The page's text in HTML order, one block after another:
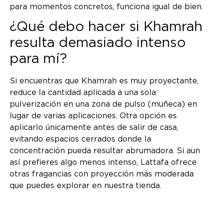
para momentos concretos, funciona igual de bien.
¿Qué debo hacer si Khamrah
resulta demasiado intenso
para mí?
Si encuentras que Khamrah es muy proyectante,
reduce la cantidad aplicada a una sola
pulverización en una zona de pulso (muñeca) en
lugar de varias aplicaciones. Otra opción es
aplicarlo únicamente antes de salir de casa,
evitando espacios cerrados donde la
concentración pueda resultar abrumadora. Si aun
así prefieres algo menos intenso, Lattafa ofrece
otras fragancias con proyección más moderada
que puedes explorar en nuestra tienda.